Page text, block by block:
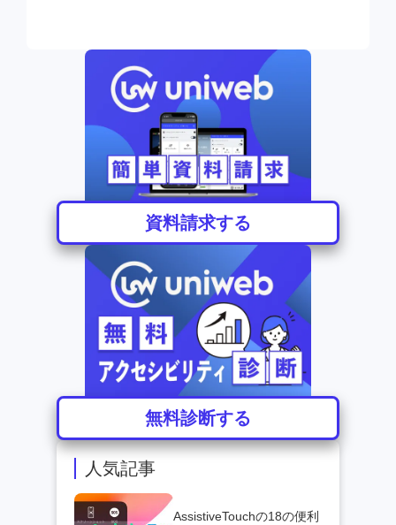
人気記事
AssistiveTouchの18の便利
資料請求する
無料診断する